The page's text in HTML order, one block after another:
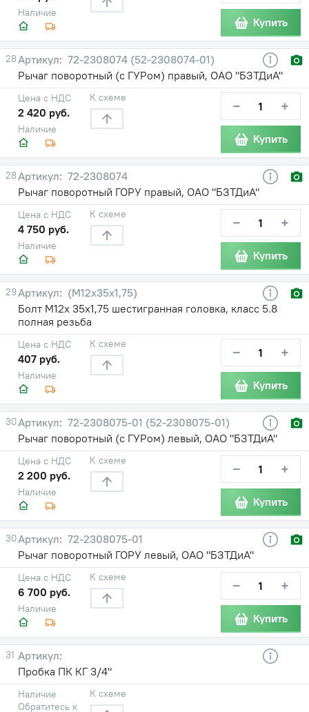
Наличие
Купить
28
72-2308074 (52-2308074-01)
Рычаг поворотный (с ГУРом) правый, ОАО "БЗТДиА"
Наличие
Цена с НДС
2 420 руб.
К схеме − +
Купить
28
72-2308074
Рычаг поворотный ГОРУ правый, ОАО "БЗТДиА"
Наличие
Цена с НДС
4 750 руб.
К схеме − +
Купить
29
(М12х35х1,75)
Болт М12х 35х1,75 шестигранная головка, класс 5.8
полная резьба
Наличие
Цена с НДС
407 руб.
К схеме − +
Купить
30
72-2308075-01 (52-2308075-01)
Рычаг поворотный (с ГУРом) левый, ОАО "БЗТДиА"
Наличие
Цена с НДС
2 200 руб.
К схеме − +
Купить
30
72-2308075-01
Рычаг поворотный ГОРУ левый, ОАО "БЗТДиА"
Наличие
Цена с НДС
6 700 руб.
К схеме − +
Купить
31
Пробка ПК КГ 3/4"
Наличие
Обратитесь к
К схеме